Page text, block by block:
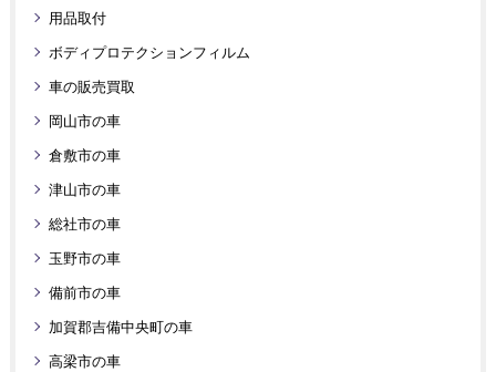
用品取付
ボディプロテクションフィルム
車の販売買取
岡山市の車
倉敷市の車
津山市の車
総社市の車
玉野市の車
備前市の車
加賀郡吉備中央町の車
高梁市の車